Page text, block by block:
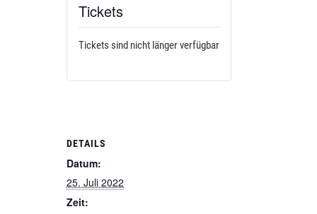
DETAILS
Datum:
25. Juli 2022
Zeit:
Tickets
Tickets sind nicht länger verfügbar